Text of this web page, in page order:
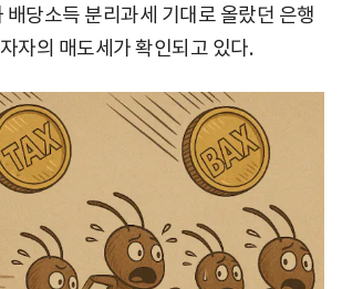
배당소득 분리과세 기대로 올랐던 은행
자의 매도세가 확인되고 있다.